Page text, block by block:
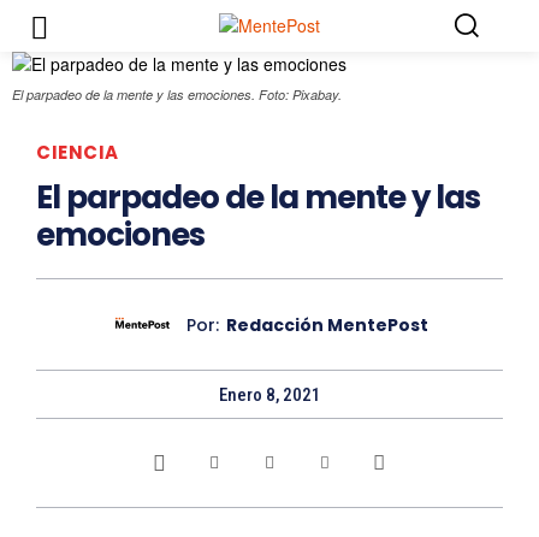
El parpadeo de la mente y las emociones. Foto: Pixabay.
CIENCIA
El parpadeo de la mente y las
emociones
Por: Redacción MentePost
Enero 8, 2021